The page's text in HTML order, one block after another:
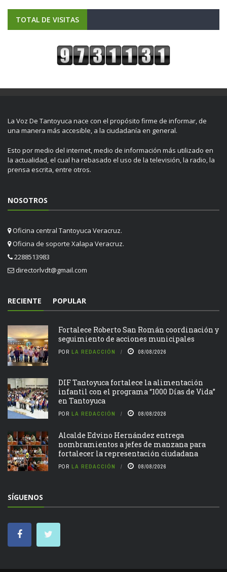
TOTAL DE VISITAS
La Voz De Tantoyuca nace con el propósito firme de informar, de
una manera más accesible, a la ciudadanía en general.
Esto por medio del internet, medio de información más utilizado en
la actualidad, el cual ha rebasado el uso de la televisión, la radio, la
prensa escrita, entre otros.
NOSOTROS
Oficina central Tantoyuca Veracruz.
Oficina de soporte Xalapa Veracruz.
2288513983
directorlvdt@gmail.com
RECIENTE POPULAR
Fortalece Roberto San Román coordinación y
seguimiento de acciones municipales
POR LA REDACCIÓN 08/08/2026
DIF Tantoyuca fortalece la alimentación
infantil con el programa “1000 Días de Vida”
en Tantoyuca
POR LA REDACCIÓN 08/08/2026
Alcalde Edvino Hernández entrega
nombramientos a jefes de manzana para
fortalecer la representación ciudadana
POR LA REDACCIÓN 08/08/2026
SÍGUENOS